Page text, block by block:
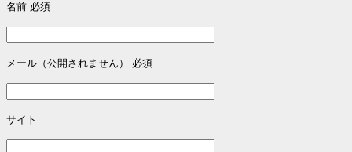
名前 必須
メール（公開されません） 必須
サイト